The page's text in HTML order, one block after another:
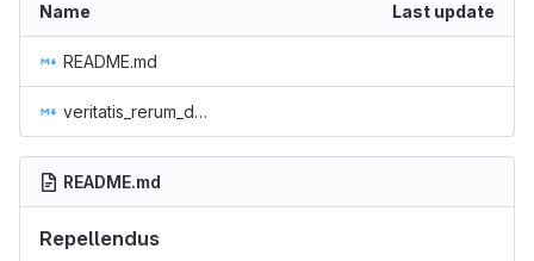
Name Last update
README.md
veritatis_rerum_doloremque_qui_qui_aut_ipsam_0.md
README.md
Repellendus